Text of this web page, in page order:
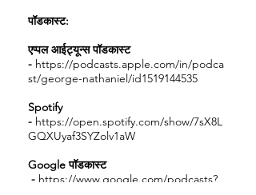
पॉडकास्ट:
एप्पल आईट्यून्स पॉडकास्ट
- https://podcasts.apple.com/in/podca
st/george-nathaniel/id1519144535
Spotify
- https://open.spotify.com/show/7sX8L
GQXUyaf3SYZolv1aW
Google पॉडकास्ट
- https://www.google.com/podcasts?